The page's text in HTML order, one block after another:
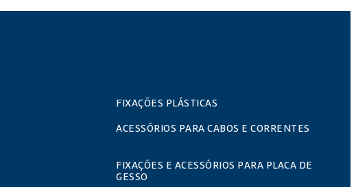
FIXAÇÕES PLÁSTICAS
ACESSÓRIOS PARA CABOS E CORRENTES
FIXAÇÕES E ACESSÓRIOS PARA PLACA DE
GESSO